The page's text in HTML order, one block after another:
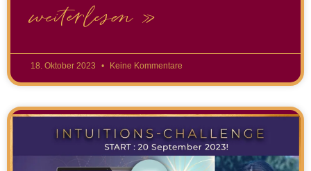
weiterlesen »
18. Oktober 2023 Keine Kommentare